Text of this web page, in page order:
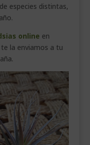
especies distintas,
online en
la enviamos a tu